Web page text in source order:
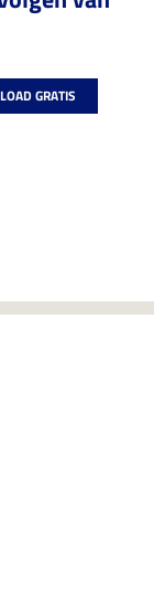
GRATIS